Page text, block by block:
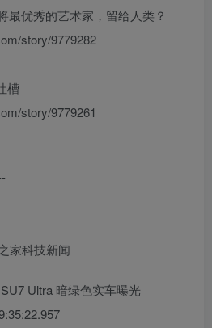
最优秀的艺术家，留给人类？
story/9779282
槽
story/9779261
家科技新闻
Ultra 暗绿色实车曝光